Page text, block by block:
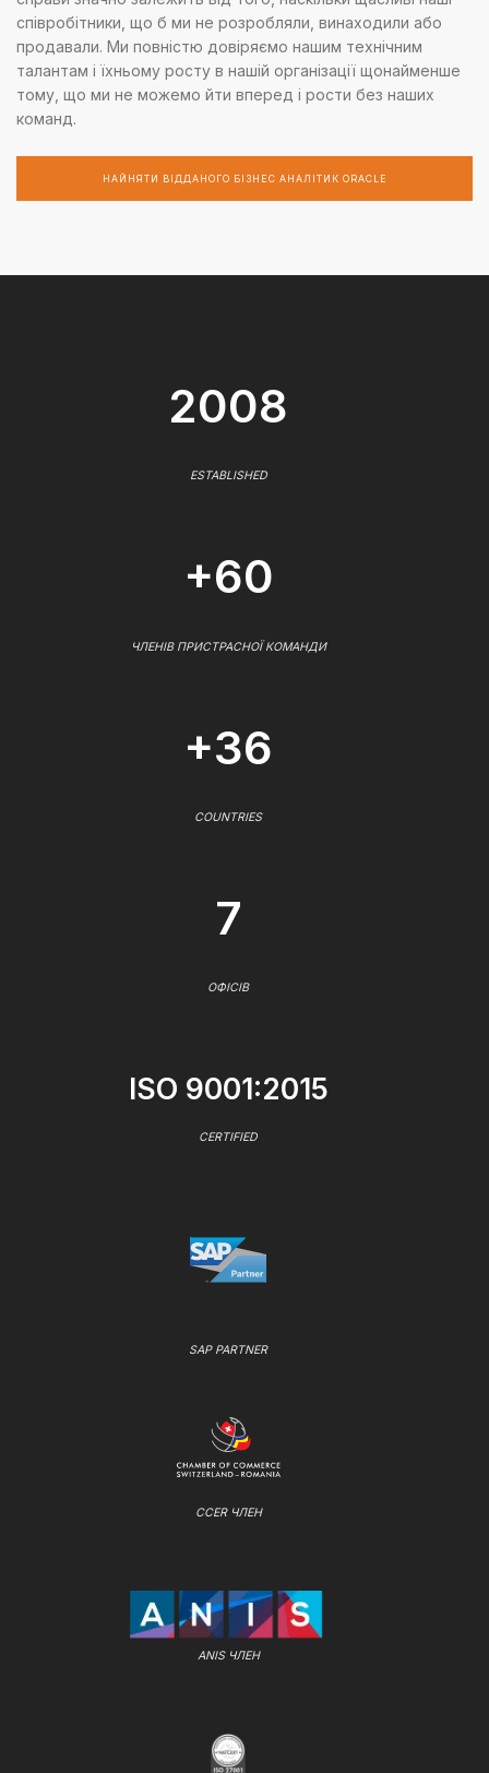
співробітники, що б ми не розробляли, винаходили або
продавали. Ми повністю довіряємо нашим технічним
талантам і їхньому росту в нашій організації щонайменше
тому, що ми не можемо йти вперед і рости без наших
команд.
НАЙНЯТИ ВІДДАНОГО БІЗНЕС АНАЛІТИК ORACLE
2008
ESTABLISHED
+60
ЧЛЕНІВ ПРИСТРАСНОЇ КОМАНДИ
+36
COUNTRIES
7
ОФІСІВ
ISO 9001:2015
CERTIFIED
SAP PARTNER
CCER ЧЛЕН
ANIS ЧЛЕН